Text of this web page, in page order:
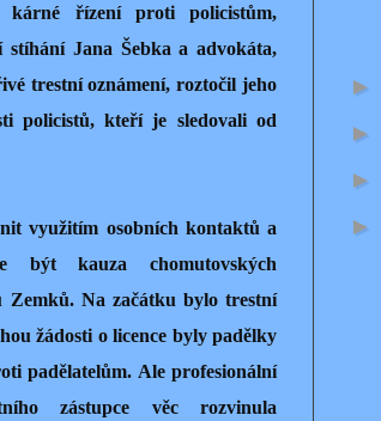
kárné řízení proti policistům,
Jana Šebka a advokáta,
trestní oznámení, roztočil jeho
policistů, kteří je sledovali od
využitím osobních kontaktů a
být kauza chomutovských
Zemků. Na začátku bylo trestní
žádosti o licence byly padělky
padělatelům. Ale profesionální
zástupce věc rozvinula
►
►
►
►